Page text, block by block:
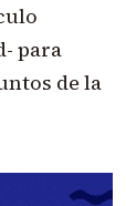
para
de la